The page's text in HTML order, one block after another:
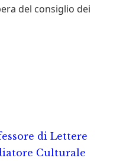
del consiglio dei
di Lettere
Culturale